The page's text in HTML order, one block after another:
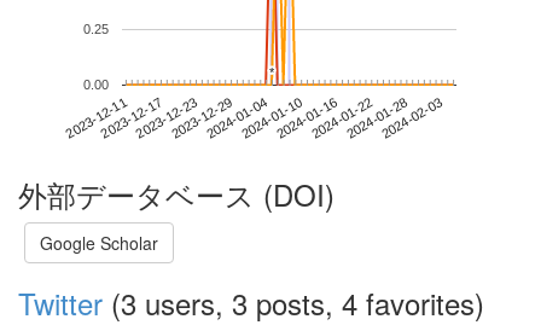
2023-12-112023-12-172023-12-232023-12-292024-01-042024-01-102024-01-162024-01-222024-01-282024-02-03
0.00
0.25
**
外部データベース (DOI)
Google Scholar
Twitter (3 users, 3 posts, 4 favorites)